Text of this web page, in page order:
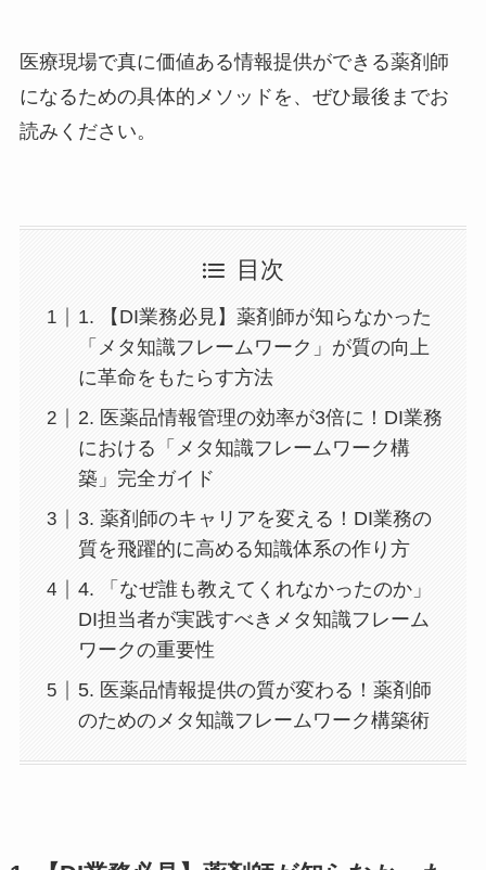
医療現場で真に価値ある情報提供ができる薬剤師
になるための具体的メソッドを、ぜひ最後までお
読みください。
目次
1. 【DI業務必見】薬剤師が知らなかった
「メタ知識フレームワーク」が質の向上
に革命をもたらす方法
2. 医薬品情報管理の効率が3倍に！DI業務
における「メタ知識フレームワーク構
築」完全ガイド
3. 薬剤師のキャリアを変える！DI業務の
質を飛躍的に高める知識体系の作り方
4. 「なぜ誰も教えてくれなかったのか」
DI担当者が実践すべきメタ知識フレーム
ワークの重要性
5. 医薬品情報提供の質が変わる！薬剤師
のためのメタ知識フレームワーク構築術